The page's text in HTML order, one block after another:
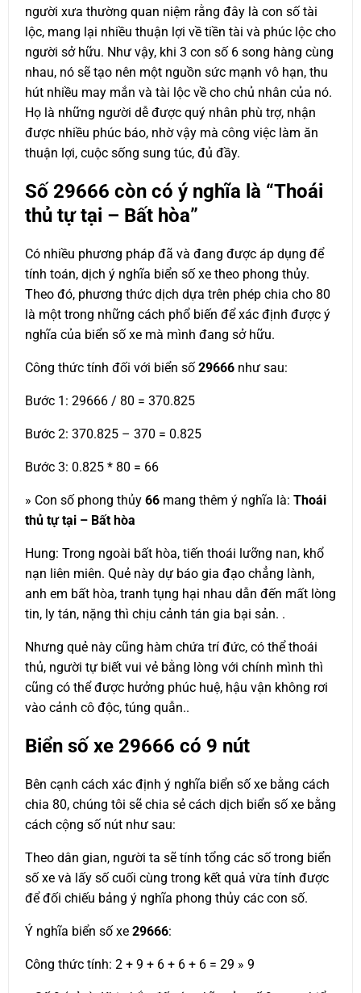
người xưa thường quan niệm rằng đây là con số tài
lộc, mang lại nhiều thuận lợi về tiền tài và phúc lộc cho
người sở hữu. Như vậy, khi 3 con số 6 song hàng cùng
nhau, nó sẽ tạo nên một nguồn sức mạnh vô hạn, thu
hút nhiều may mắn và tài lộc về cho chủ nhân của nó.
Họ là những người dễ được quý nhân phù trợ, nhận
được nhiều phúc báo, nhờ vậy mà công việc làm ăn
thuận lợi, cuộc sống sung túc, đủ đầy.
Số 29666 còn có ý nghĩa là “Thoái
thủ tự tại – Bất hòa”
Có nhiều phương pháp đã và đang được áp dụng để
tính toán, dịch ý nghĩa biển số xe theo phong thủy.
Theo đó, phương thức dịch dựa trên phép chia cho 80
là một trong những cách phổ biến để xác định được ý
nghĩa của biển số xe mà mình đang sở hữu.
Công thức tính đối với biển số29666 như sau:
Bước 1: 29666 / 80 = 370.825
Bước 2: 370.825 – 370 = 0.825
Bước 3: 0.825 * 80 = 66
» Con số phong thủy 66 mang thêm ý nghĩa là: Thoái
thủ tự tại – Bất hòa
Hung: Trong ngoài bất hòa, tiến thoái lưỡng nan, khổ
nạn liên miên. Quẻ này dự báo gia đạo chẳng lành,
anh em bất hòa, tranh tụng hại nhau dẫn đến mất lòng
tin, ly tán, nặng thì chịu cảnh tán gia bại sản. .
Nhưng quẻ này cũng hàm chứa trí đức, có thể thoái
thủ, người tự biết vui vẻ bằng lòng với chính mình thì
cũng có thể được hưởng phúc huệ, hậu vận không rơi
vào cảnh cô độc, túng quẫn..
Biển số xe 29666 có 9 nút
Bên cạnh cách xác định ý nghĩa biển số xe bằng cách
chia 80, chúng tôi sẽ chia sẻ cách dịch biển số xe bằng
cách cộng số nút như sau:
Theo dân gian, người ta sẽ tính tổng các số trong biển
số xe và lấy số cuối cùng trong kết quả vừa tính được
để đối chiếu bảng ý nghĩa phong thủy các con số.
Ý nghĩa biển số xe 29666:
Công thức tính: 2 + 9 + 6 + 6 + 6 = 29 » 9